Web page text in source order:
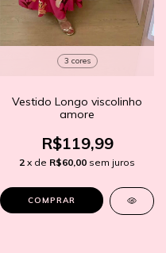
3 cores
Vestido Longo viscolinho
amore
R$119,99
2 x de R$60,00 sem juros
COMPRAR